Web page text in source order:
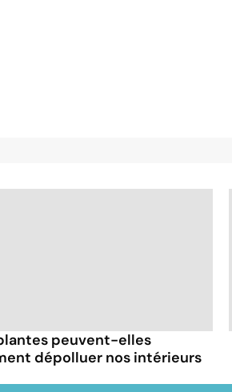
peuvent-elles
dépolluer nos intérieurs